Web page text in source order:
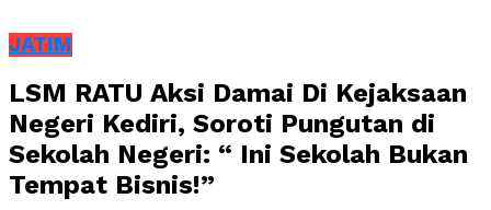
JATIM
LSM RATU Aksi Damai Di Kejaksaan
Negeri Kediri, Soroti Pungutan di
Sekolah Negeri: “ Ini Sekolah Bukan
Tempat Bisnis!”